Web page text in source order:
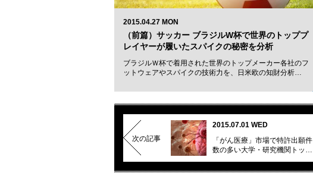
2015.04.27 MON
（前篇）サッカー ブラジルW杯で世界のトッププ
レイヤーが履いたスパイクの秘密を分析
ブラジルＷ杯で着用された世界のトップメーカー各社のフ
ットウェアやスパイクの技術力を、日米欧の知財分析…
次の記事
2015.07.01 WED
「がん医療」市場で特許出願件
数の多い大学・研究機関トッ…